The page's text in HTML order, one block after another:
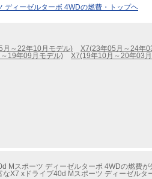
ディーゼルターボ 4WDの燃費・トップヘ
月～22年10月モデル) X7(23年05月～24年
19年09月モデル)
X7(19年10月～20年03
スポーツ ディーゼルターボ 4WDの燃費が
X7 xドライブ40d Mスポーツ ディーゼル